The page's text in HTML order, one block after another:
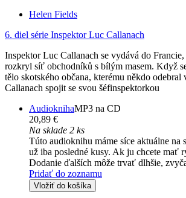
Helen Fields
6. diel série Inspektor Luc Callanach
Inspektor Luc Callanach se vydává do
rozkryl síť obchodníků s bílým masem. Když
tělo skotského občana, kterému někdo odebral
Callanach spojit se svou šéfinspektorkou
AudioknihaMP3 na CD
20,89 €
Na sklade 2 ks
Túto audioknihu máme síce aktuálne na
už iba posledné kusy. Ak ju chcete mať
Dodanie ďalších môže trvať dlhšie,
Pridať do zoznamu
Vložiť do košíka